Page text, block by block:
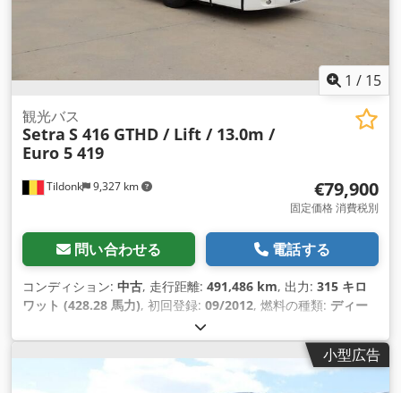
1 / 15
Tildonk 9,327 km
観光バス
Setra S 416 GTHD / Lift / 13.0m /
Euro 5 419
€79,900
固定価格 消費税別
問い合わせる 電話する
コンディション: 中古, 走行距離: 491,486 km, 出力: 315 キロ
ワット (428.28 馬力), 初回登録: 09/2012, 燃料の種類: ディー
機械式
の他, ブレーキ:リターダ, 製造年:2012, 装備:ABS（アンチロ
ック・ブレーキ・システム）, エアコン, クルーズコントロール,
小型広告